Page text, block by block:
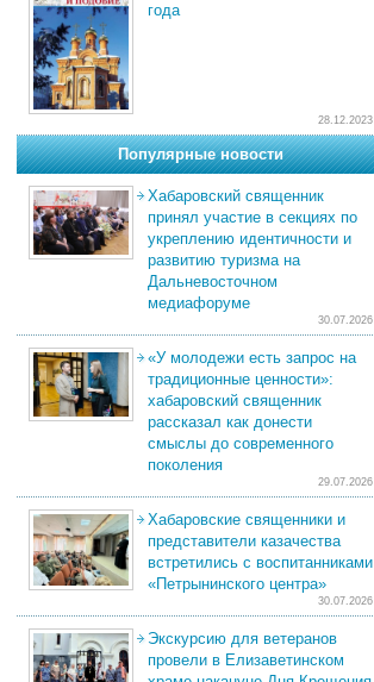
года
28.12.2023
Популярные новости
Хабаровский священник
принял участие в секциях по
укреплению идентичности и
развитию туризма на
Дальневосточном
медиафоруме
30.07.2026
«У молодежи есть запрос на
традиционные ценности»:
хабаровский священник
рассказал как донести
смыслы до современного
поколения
29.07.2026
Хабаровские священники и
представители казачества
встретились с воспитанниками
«Петрынинского центра»
30.07.2026
Экскурсию для ветеранов
провели в Елизаветинском